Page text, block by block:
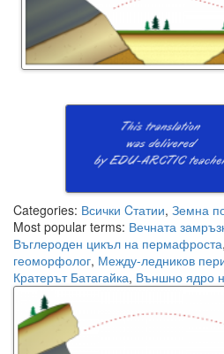
Categories: Всички Cтатии, Земна
Most popular terms: Вечната
Въглероден цикъл на пермафроста,
геоморфолог, Между-ледников
Кратерът Батагайка, Външно ядро